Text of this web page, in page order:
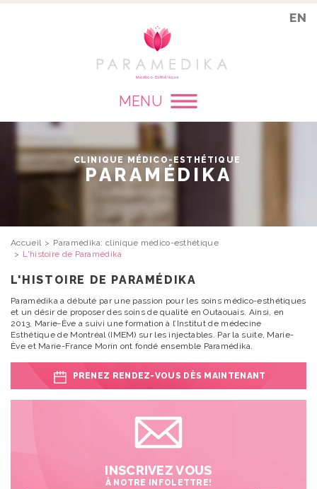
EN
MENU
CLINIQUE MÉDICO-ESTHÉTIQUE
PARAMÉDIKA
Accueil
Paramédika: clinique médico-esthétique
L'histoire de Paramédika
L'HISTOIRE DE PARAMÉDIKA
Paramédika a débuté par une passion pour les soins médico-esthétiques
et un désir de proposer des soins de qualité en Outaouais. Ainsi, en
2013, Marie-Ève a suivi une formation à l’Institut de médecine
Esthétique de Montréal (IMEM) sur les injectables. Par la suite, Marie-
Ève et Marie-France Morin ont fondé ensemble Paramédika.
PRENEZ RENDEZ-VOUS DÈS MAINTENANT
INSCRIVEZ VOUS
À NOTRE INFOLETTRE!